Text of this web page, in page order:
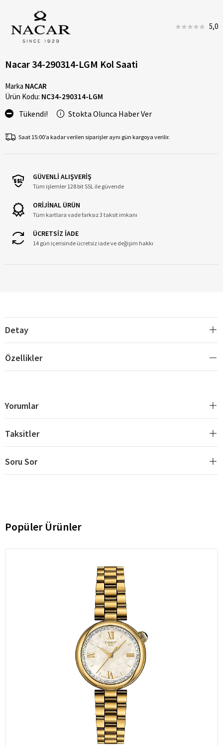
5,0
Nacar 34-290314-LGM Kol Saati
Marka NACAR
Ürün Kodu: NC34-290314-LGM
Tükendi! Stokta Olunca Haber Ver
Saat 15:00’a kadar verilen siparişler aynı gün kargoya verilir.
GÜVENLİ ALIŞVERİŞ
Tüm işlemler 128 bit SSL ile güvende
ORİJİNAL ÜRÜN
Tüm kartlara vade farksız 3 taksit imkanı
ÜCRETSİZ İADE
14 gün içerisinde ücretsiz iade ve değişim hakkı
Detay
Özellikler
Yorumlar
Taksitler
Soru Sor
Popüler Ürünler